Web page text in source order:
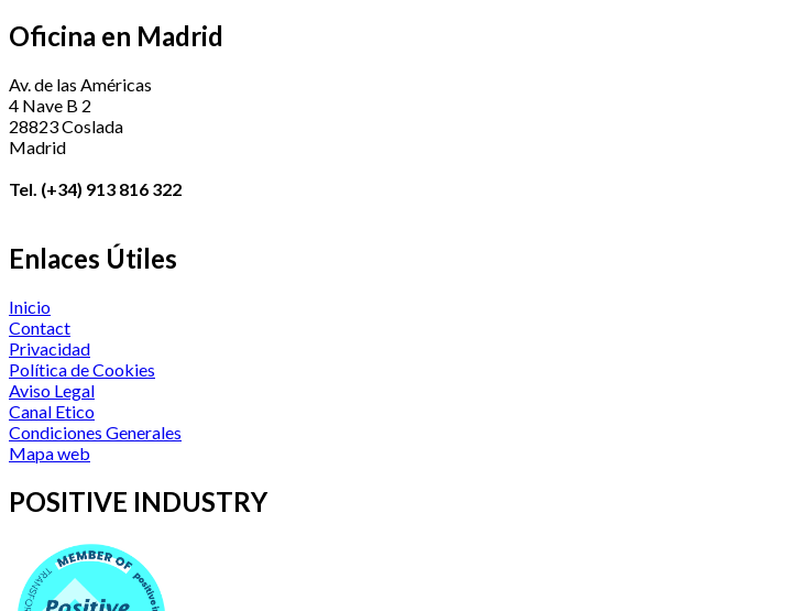
Oficina en Madrid
Av. de las Américas
4 Nave B 2
28823 Coslada
Madrid
Tel. (+34) 913 816 322
Enlaces Útiles
Inicio
Contact
Privacidad
Política de Cookies
Aviso Legal
Canal Etico
Condiciones Generales
Mapa web
POSITIVE INDUSTRY